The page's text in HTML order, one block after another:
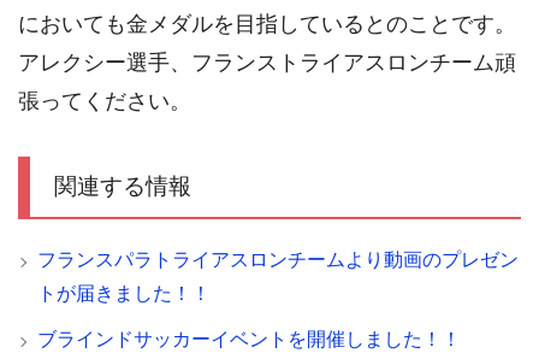
においても金メダルを目指しているとのことです。
アレクシー選手、フランストライアスロンチーム頑
張ってください。
関連する情報
フランスパラトライアスロンチームより動画のプレゼン
トが届きました！！
ブラインドサッカーイベントを開催しました！！